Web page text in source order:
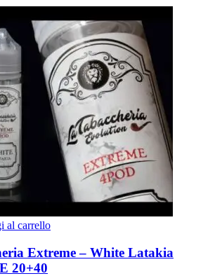
al carrello
Extreme – White Latakia
20+40